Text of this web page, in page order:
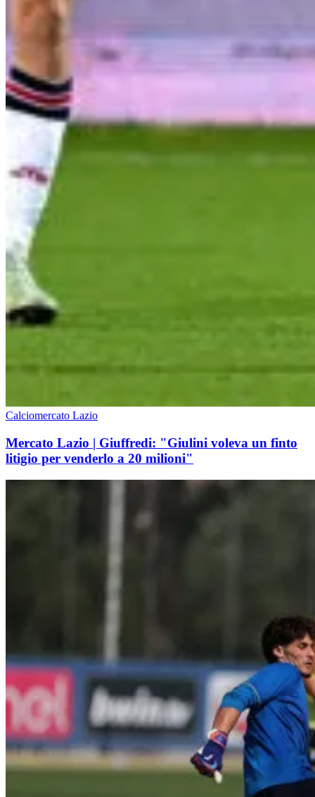
Calciomercato Lazio
Mercato Lazio | Giuffredi: "Giulini voleva un finto
litigio per venderlo a 20 milioni"